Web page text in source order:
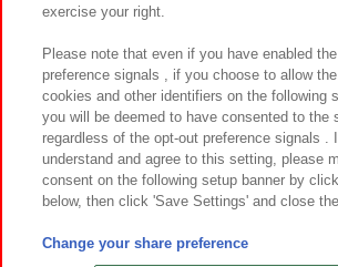
お取引先さまとともに
カスタマーハラスメント対応方針 よくあるご
©Bandai Namco Amusement Inc.
©Bandai Namco Amusement Lab
exercise your right.
Please note that even if you have enabled
preference signals , if you choose to allow
cookies and other identifiers on the following
you will be deemed to have consented to the
regardless of the opt-out preference signals .
understand and agree to this setting, please
consent on the following setup banner by
below, then click 'Save Settings' and close
Change your share preference